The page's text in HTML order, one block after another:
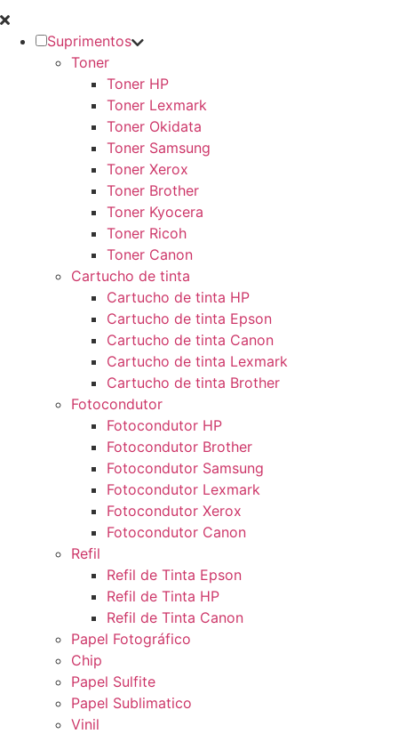
Suprimentos
Toner
Toner HP
Toner Lexmark
Toner Okidata
Toner Samsung
Toner Xerox
Toner Brother
Toner Kyocera
Toner Ricoh
Toner Canon
Cartucho de tinta
Cartucho de tinta HP
Cartucho de tinta Epson
Cartucho de tinta Canon
Cartucho de tinta Lexmark
Cartucho de tinta Brother
Fotocondutor
Fotocondutor HP
Fotocondutor Brother
Fotocondutor Samsung
Fotocondutor Lexmark
Fotocondutor Xerox
Fotocondutor Canon
Refil
Refil de Tinta Epson
Refil de Tinta HP
Refil de Tinta Canon
Papel Fotográfico
Chip
Papel Sulfite
Papel Sublimatico
Vinil